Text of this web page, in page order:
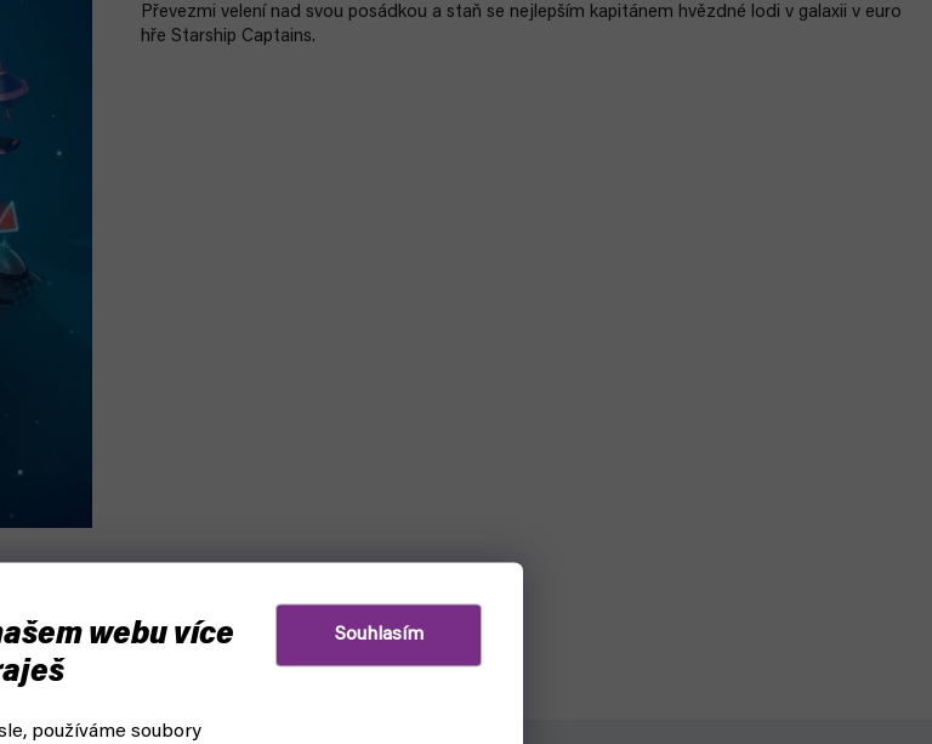
webu více
používáme soubory
Souhlasím
Převezmi velení nad svou posádkou a staň se nejlepším kapitánem hvězdné lodi v galaxii v euro
hře Starship Captains.